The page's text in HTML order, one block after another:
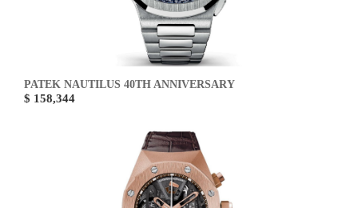
PATEK NAUTILUS 40TH ANNIVERSARY
$ 158,344